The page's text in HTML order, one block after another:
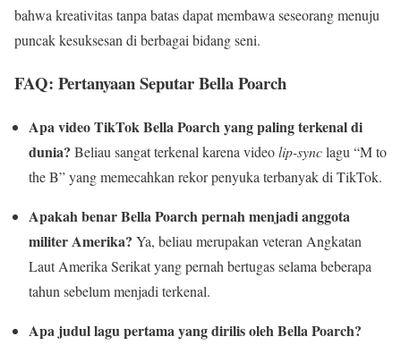
bahwa kreativitas tanpa batas dapat membawa seseorang menuju
puncak kesuksesan di berbagai bidang seni.
FAQ: Pertanyaan Seputar Bella Poarch
Apa video TikTok Bella Poarch yang paling terkenal di
dunia? Beliau sangat terkenal karena videolip-synclagu “M to
the B” yang memecahkan rekor penyuka terbanyak di TikTok.
Apakah benar Bella Poarch pernah menjadi anggota
militer Amerika? Ya, beliau merupakan veteran Angkatan
Laut Amerika Serikat yang pernah bertugas selama beberapa
tahun sebelum menjadi terkenal.
Apa judul lagu pertama yang dirilis oleh Bella Poarch?